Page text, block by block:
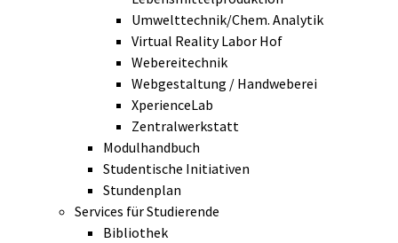
Umwelttechnik/Chem. Analytik
Virtual Reality Labor Hof
Webereitechnik
Webgestaltung / Handweberei
XperienceLab
Zentralwerkstatt
Modulhandbuch
Studentische Initiativen
Stundenplan
Services für Studierende
Bibliothek